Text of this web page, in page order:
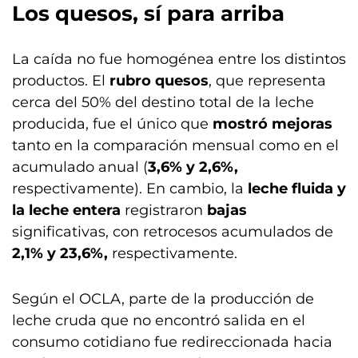
Los quesos, sí para arriba
La caída no fue homogénea entre los distintos
productos. El rubro quesos, que representa
cerca del 50% del destino total de la leche
producida, fue el único que mostró mejoras
tanto en la comparación mensual como en el
acumulado anual (3,6% y 2,6%,
respectivamente). En cambio, la leche fluida y
la leche entera registraron bajas
significativas, con retrocesos acumulados de
2,1% y 23,6%, respectivamente.
Según el OCLA, parte de la producción de
leche cruda que no encontró salida en el
consumo cotidiano fue redireccionada hacia